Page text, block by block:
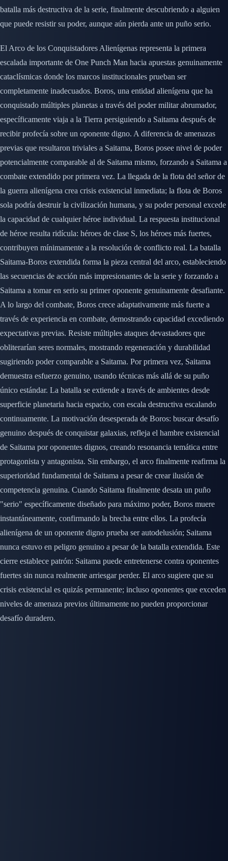
batalla más destructiva de la serie, finalmente descubriendo a alguien
que puede resistir su poder, aunque aún pierda ante un puño serio.
El Arco de los Conquistadores Alienígenas representa la primera
escalada importante de One Punch Man hacia apuestas genuinamente
cataclísmicas donde los marcos institucionales prueban ser
completamente inadecuados. Boros, una entidad alienígena que ha
conquistado múltiples planetas a través del poder militar abrumador,
específicamente viaja a la Tierra persiguiendo a Saitama después de
recibir profecía sobre un oponente digno. A diferencia de amenazas
previas que resultaron triviales a Saitama, Boros posee nivel de poder
potencialmente comparable al de Saitama mismo, forzando a Saitama a
combate extendido por primera vez. La llegada de la flota del señor de
la guerra alienígena crea crisis existencial inmediata; la flota de Boros
sola podría destruir la civilización humana, y su poder personal excede
la capacidad de cualquier héroe individual. La respuesta institucional
de héroe resulta ridícula: héroes de clase S, los héroes más fuertes,
contribuyen mínimamente a la resolución de conflicto real. La batalla
Saitama-Boros extendida forma la pieza central del arco, estableciendo
las secuencias de acción más impresionantes de la serie y forzando a
Saitama a tomar en serio su primer oponente genuinamente desafiante.
A lo largo del combate, Boros crece adaptativamente más fuerte a
través de experiencia en combate, demostrando capacidad excediendo
expectativas previas. Resiste múltiples ataques devastadores que
obliterarían seres normales, mostrando regeneración y durabilidad
sugiriendo poder comparable a Saitama. Por primera vez, Saitama
demuestra esfuerzo genuino, usando técnicas más allá de su puño
único estándar. La batalla se extiende a través de ambientes desde
superficie planetaria hacia espacio, con escala destructiva escalando
continuamente. La motivación desesperada de Boros: buscar desafío
genuino después de conquistar galaxias, refleja el hambre existencial
de Saitama por oponentes dignos, creando resonancia temática entre
protagonista y antagonista. Sin embargo, el arco finalmente reafirma la
superioridad fundamental de Saitama a pesar de crear ilusión de
competencia genuina. Cuando Saitama finalmente desata un puño
"serio" específicamente diseñado para máximo poder, Boros muere
instantáneamente, confirmando la brecha entre ellos. La profecía
alienígena de un oponente digno prueba ser autodelusión; Saitama
nunca estuvo en peligro genuino a pesar de la batalla extendida. Este
cierre establece patrón: Saitama puede entretenerse contra oponentes
fuertes sin nunca realmente arriesgar perder. El arco sugiere que su
crisis existencial es quizás permanente; incluso oponentes que exceden
niveles de amenaza previos últimamente no pueden proporcionar
desafío duradero.